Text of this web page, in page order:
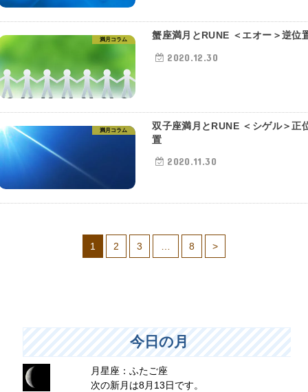
満月コラム 蟹座満月とRUNE ＜エオー＞逆位
2020.12.30
満月コラム
双子座満月とRUNE ＜シゲル＞正
置
2020.11.30
1 2 3 8 >
今日の月
月星座：ふたご座
次の新月は8月13日です。